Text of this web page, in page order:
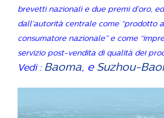
brevetti nazionali e due premi d’oro,
dall’autorità centrale come “prodotto
consumatore nazionale” e come
servizio post-vendita di qualità dei
Vedi : Baoma, e Suzhou-